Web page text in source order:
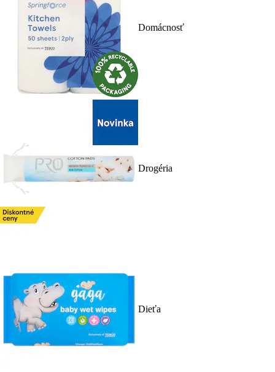
Domácnosť
Drogéria
Dieťa